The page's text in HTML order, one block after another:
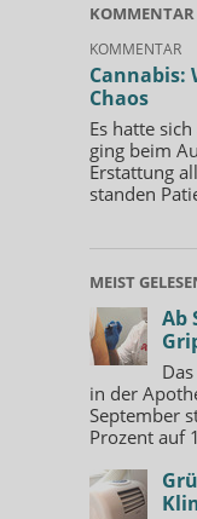
KOMMENTAR
KOMMENTAR
Cannabis:
Chaos
Es hatte
ging beim
Erstattung
standen
MEIST
Ab
in der
September
Prozent auf